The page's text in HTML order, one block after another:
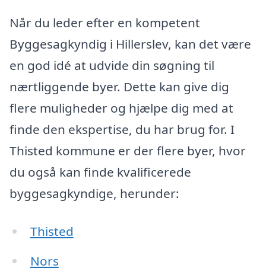
Når du leder efter en kompetent
Byggesagkyndig i Hillerslev, kan det være
en god idé at udvide din søgning til
nærtliggende byer. Dette kan give dig
flere muligheder og hjælpe dig med at
finde den ekspertise, du har brug for. I
Thisted kommune er der flere byer, hvor
du også kan finde kvalificerede
byggesagkyndige, herunder:
Thisted
Nors